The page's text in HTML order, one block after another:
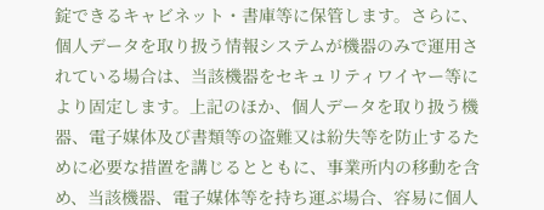
錠できるキャビネット・書庫等に保管します。さらに、
個人データを取り扱う情報システムが機器のみで運用さ
れている場合は、当該機器をセキュリティワイヤー等に
より固定します。上記のほか、個人データを取り扱う機
器、電子媒体及び書類等の盗難又は紛失等を防止するた
めに必要な措置を講じるとともに、事業所内の移動を含
め、当該機器、電子媒体等を持ち運ぶ場合、容易に個人